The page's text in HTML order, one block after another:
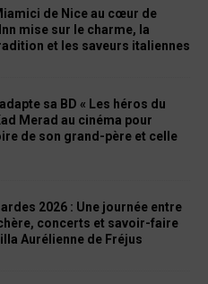
de Nice au cœur de
mise sur le charme, la
et les saveurs italiennes
sa BD « Les héros du
Merad au cinéma pour
de son grand-père et celle
2026 : Une journée entre
concerts et savoir-faire
Aurélienne de Fréjus